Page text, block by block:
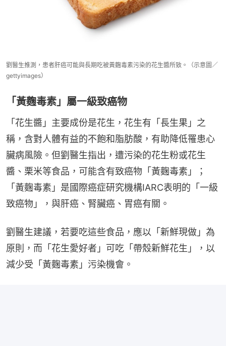
劉醫生推測，患者肝癌可能與長期吃被黃麴毒素污染的花生醬所致。（示意圖／
gettyimages）
「黃麴毒素」屬一級致癌物
「花生醬」主要成份是花生，花生有「長生果」之
稱，含對人體有益的不飽和脂肪酸，有助降低罹患心
臟病風險。但劉醫生指出，遭污染的花生粉或花生
醬、栗米等食品，可能含有致癌物「黃麴毒素」；
「黃麴毒素」是國際癌症研究機構IARC表明的「一級
致癌物」，與肝癌、腎臟癌、胃癌有關。
劉醫生建議，若要吃這些食品，應以「新鮮現做」為
原則，而「花生愛好者」可吃「帶殼新鮮花生」，以
減少受「黃麴毒素」污染機會。